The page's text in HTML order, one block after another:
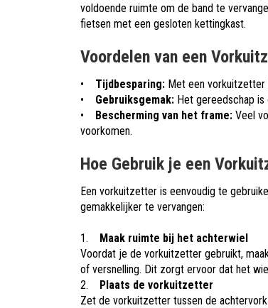
voldoende ruimte om de band te
fietsen met een gesloten kettingkast.
Voordelen van een
• Tijdbesparing:Met een vorkuitzetter
• Gebruiksgemak: Het gereedschap is
• Bescherming van het frame: Veel
voorkomen.
Hoe Gebruik je een
Een vorkuitzetter is eenvoudig te
gemakkelijker te vervangen:
1.
Maak ruimte bij het achterwiel
Voordat je de vorkuitzetter gebruikt,
of versnelling. Dit zorgt ervoor dat het
2.
Plaats de vorkuitzetter
Zet de vorkuitzetter tussen de